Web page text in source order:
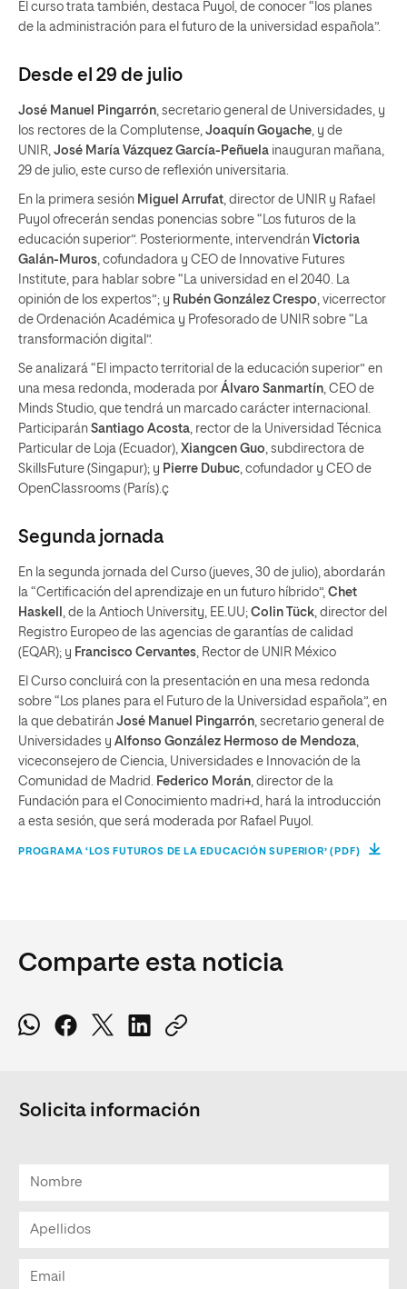
El curso trata también, destaca Puyol, de conocer “los planes
de la administración para el futuro de la universidad española”.
Desde el 29 de julio
José Manuel Pingarrón, secretario general de Universidades, y
los rectores de la Complutense, Joaquín Goyache, y de
UNIR, José María Vázquez García-Peñuela inauguran mañana,
29 de julio, este curso de reflexión universitaria.
En la primera sesión Miguel Arrufat, director de UNIR y Rafael
Puyol ofrecerán sendas ponencias sobre “Los futuros de la
educación superior”. Posteriormente, intervendrán Victoria
Galán-Muros, cofundadora y CEO de Innovative Futures
Institute, para hablar sobre “La universidad en el 2040. La
opinión de los expertos”; y Rubén González Crespo, vicerrector
de Ordenación Académica y Profesorado de UNIR sobre “La
transformación digital”.
Se analizará “El impacto territorial de la educación superior” en
una mesa redonda, moderada por Álvaro Sanmartín, CEO de
Minds Studio, que tendrá un marcado carácter internacional.
Participarán Santiago Acosta, rector de la Universidad Técnica
Particular de Loja (Ecuador), Xiangcen Guo, subdirectora de
SkillsFuture (Singapur); y Pierre Dubuc, cofundador y CEO de
OpenClassrooms (París).ç
Segunda jornada
En la segunda jornada del Curso (jueves, 30 de julio), abordarán
la “Certificación del aprendizaje en un futuro híbrido”, Chet
Haskell , de la Antioch University, EE.UU; Colin Tück, director del
Registro Europeo de las agencias de garantías de calidad
(EQAR); y Francisco Cervantes, Rector de UNIR México
El Curso concluirá con la presentación en una mesa redonda
sobre “Los planes para el Futuro de la Universidad española”, en
la que debatirán José Manuel Pingarrón, secretario general de
Universidades y Alfonso González Hermoso de Mendoza,
viceconsejero de Ciencia, Universidades e Innovación de la
Comunidad de Madrid. Federico Morán, director de la
Fundación para el Conocimiento madri+d, hará la introducción
a esta sesión, que será moderada por Rafael Puyol.
PROGRAMA ‘LOS FUTUROS DE LA EDUCACIÓN SUPERIOR’ (PDF)
Comparte esta noticia
Solicita información